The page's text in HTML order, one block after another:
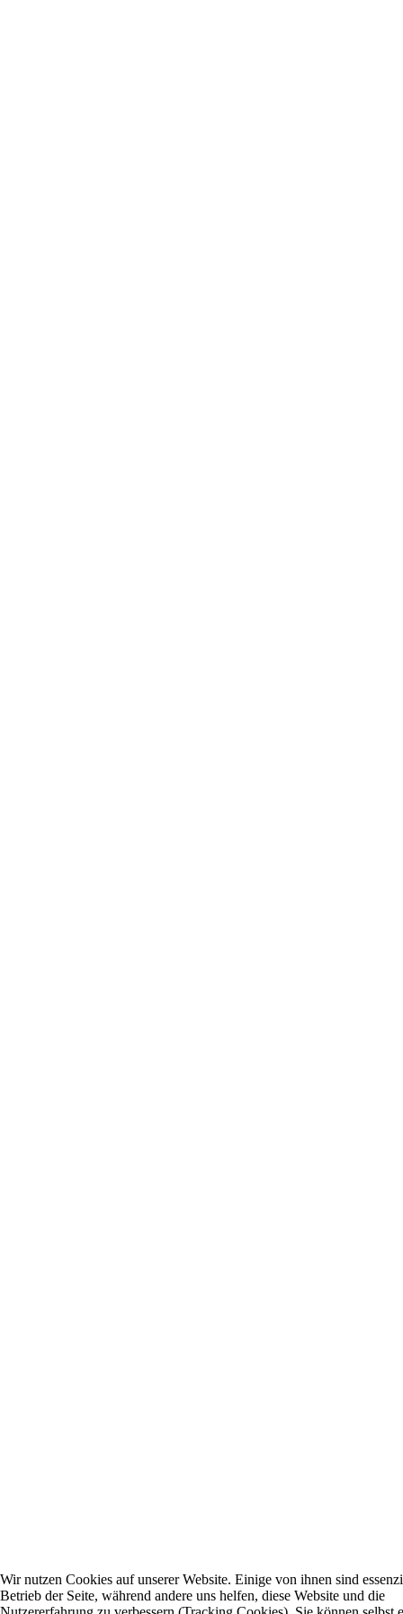
Wir nutzen Cookies auf unserer Website. Einige von ihnen sind
Betrieb der Seite, während andere uns helfen, diese Website und die